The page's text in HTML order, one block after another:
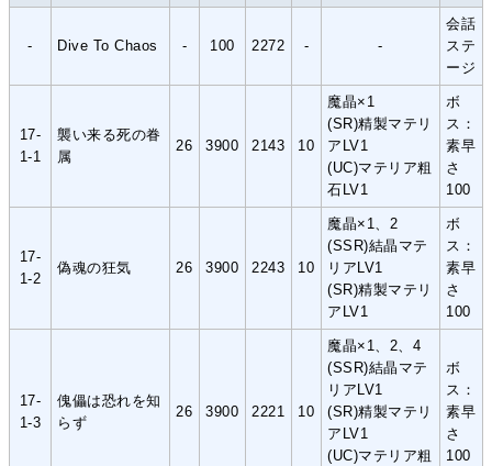
- Dive To Chaos - 100 2272 - -
会話
ステ
ージ
17-
1-1
襲い来る死の眷
属
26 3900 2143 10
魔晶×1
(SR)精製マテリ
アLV1
(UC)マテリア粗
石LV1
ボ
ス：
素早
さ
100
17-
1-2
偽魂の狂気 26 3900 2243 10
魔晶×1、2
(SSR)結晶マテ
リアLV1
(SR)精製マテリ
アLV1
ボ
ス：
素早
さ
100
17-
1-3
傀儡は恐れを知
らず
26 3900 2221 10
魔晶×1、2、4
(SSR)結晶マテ
リアLV1
(SR)精製マテリ
アLV1
(UC)マテリア粗
ボ
ス：
素早
さ
100